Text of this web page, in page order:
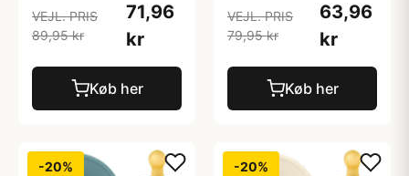
VEJL. PRIS
89,95 kr
71,96
kr
Køb her
VEJL. PRIS
79,95 kr
63,96
kr
Køb her
-20% -20%